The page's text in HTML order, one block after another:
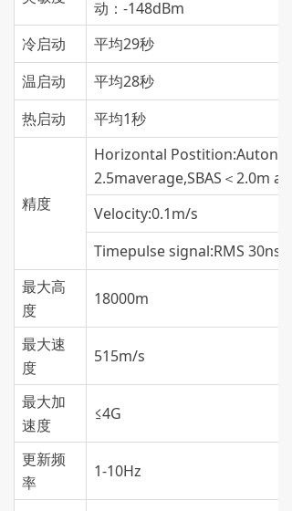
动：-148dBm
冷启动
平均29秒
温启动
平均28秒
热启动
平均1秒
精度
Horizontal
2.5maverage,SBAS＜2.0m
Velocity:0.1m/s
Timepulse signal:RMS 30ns
最大高
度
18000m
最大速
度
515m/s
最大加
速度
≤4G
更新频
率
1-10Hz